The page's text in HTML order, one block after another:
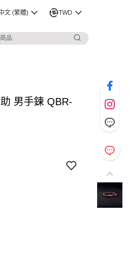
文 (繁體) TWD
男手鍊 QBR-